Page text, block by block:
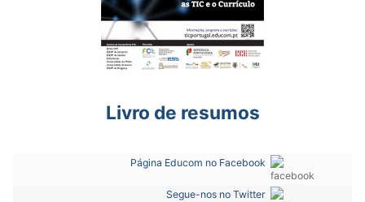
Livro de resumos
Página Educom no Facebook
Segue-nos no Twitter